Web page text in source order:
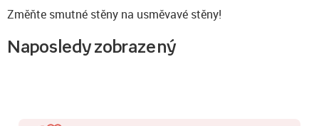
Změňte smutné stěny na usměvavé stěny!
Naposledy zobrazený